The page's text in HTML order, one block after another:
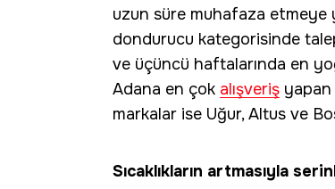
uzun süre muhafaza etmeye
dondurucu kategorisinde
ve üçüncü haftalarında en
Adana en çok alışveriş yapan
markalar ise Uğur, Altus ve
Sıcaklıkların artmasıyla